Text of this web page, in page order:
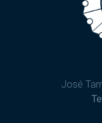
José